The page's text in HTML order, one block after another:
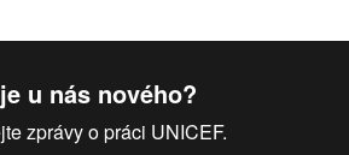
u nás nového?
zprávy o práci UNICEF.